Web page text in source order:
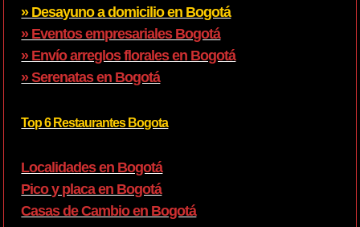
» Desayuno a domicilio en Bogotá
» Eventos empresariales Bogotá
» Envío arreglos florales en Bogotá
» Serenatas en Bogotá
Top 6 Restaurantes Bogota
Localidades en Bogotá
Pico y placa en Bogotá
Casas de Cambio en Bogotá